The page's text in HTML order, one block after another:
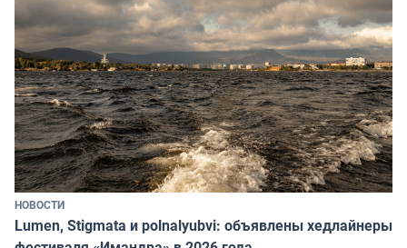
НОВОСТИ
Lumen, Stigmata и polnalyubvi: объявлены хедлайнеры